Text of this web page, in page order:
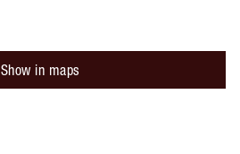
Show in maps